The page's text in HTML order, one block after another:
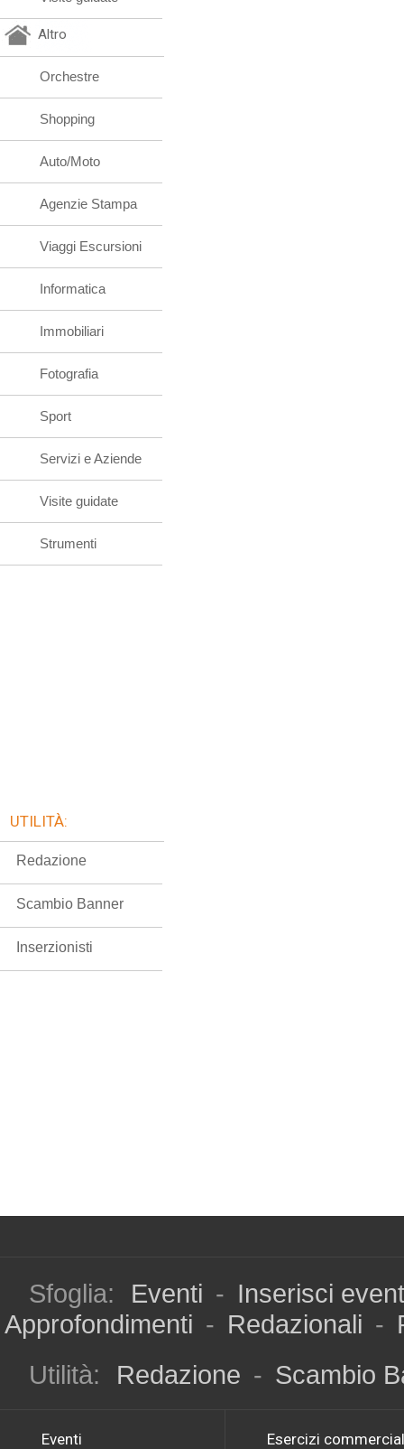
Altro
Orchestre
Shopping
Auto/Moto
Agenzie Stampa
Viaggi Escursioni
Informatica
Immobiliari
Fotografia
Sport
Servizi e Aziende
Visite guidate
Strumenti
UTILITÀ:
Redazione
Scambio Banner
Inserzionisti
Sfoglia: Eventi - Inserisci
Approfondimenti - Redazionali -
Utilità:
Redazione - Scambio
Eventi Esercizi